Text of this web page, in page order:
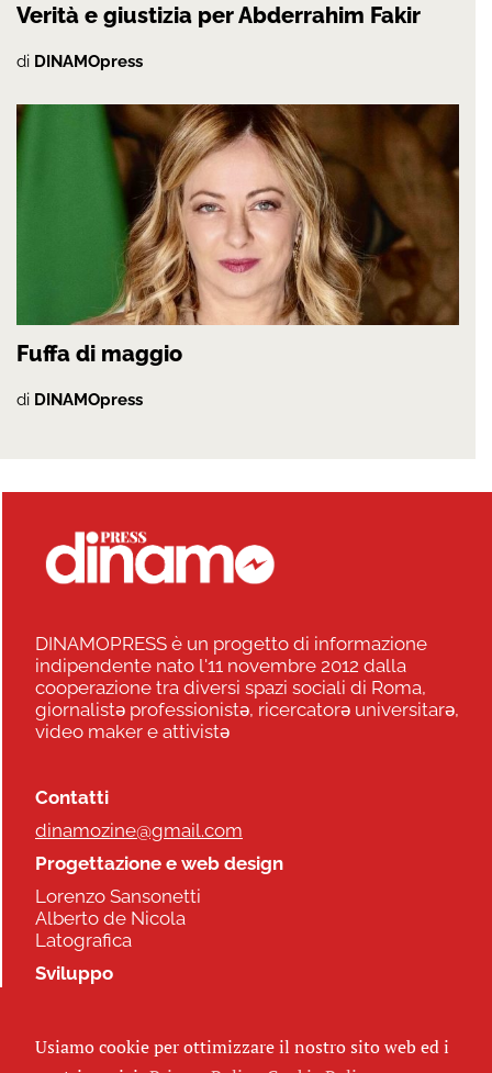
Verità e giustizia per Abderrahim Fakir
di DINAMOpress
Fuffa di maggio
di DINAMOpress
DINAMOPRESS è un progetto di informazione
indipendente nato l'11 novembre 2012 dalla
cooperazione tra diversi spazi sociali di Roma,
giornalistə professionistə, ricercatorə universitarə,
video maker e attivistə
Contatti
dinamozine@gmail.com
Progettazione e web design
Lorenzo Sansonetti
Alberto de Nicola
Latografica
Sviluppo
Usiamo cookie per ottimizzare il nostro sito web ed i